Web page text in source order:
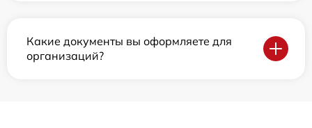
Какие документы вы оформляете для
организаций?